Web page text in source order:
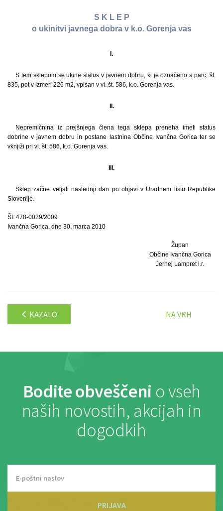
S K L E P
o ukinitvi javnega dobra v k.o. Gorenja vas
I.
S tem sklepom se ukine status v javnem dobru, ki je označeno s parc. št.
835, pot v izmeri 226 m2, vpisan v vl. št. 586, k.o. Gorenja vas.
II.
Nepremičnina iz prejšnjega člena tega sklepa preneha imeti status
dobrine v javnem dobru in postane lastnina Občine Ivančna Gorica ter se
vknjiži pri vl. št. 586, k.o. Gorenja vas.
III.
Sklep začne veljati naslednji dan po objavi v Uradnem listu Republike
Slovenije.
Št. 478-0029/2009
Ivančna Gorica, dne 30. marca 2010
Župan
Občine Ivančna Gorica
Jernej Lampret l.r.
KAZALO NA VRH
Bodite obveščeni o vseh
naših novostih, akcijah in
dogodkih
PRIJAVA